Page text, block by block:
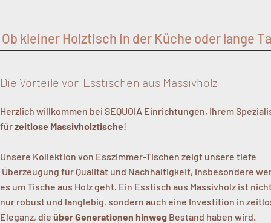
Ob kleiner Holztisch in der Küche oder lange
Die Vorteile von Esstischen aus Massivholz
Herzlich willkommen bei SEQUOIA Einrichtungen, Ihrem
fürzeitlose Massivholztische!
Unsere Kollektion von Esszimmer-Tischen zeigt unsere tiefe
Überzeugung für Qualität und Nachhaltigkeit, insbesondere
es um Tische aus Holz geht. Ein Esstisch aus Massivholz ist
nur robust und langlebig, sondern auch eine Investition in
Eleganz, die über Generationen hinweg Bestand haben wird.